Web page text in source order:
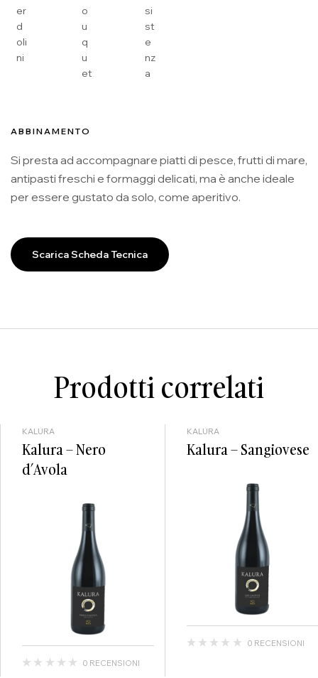
er
d
oli
ni
o
u
q
u
et
si
st
e
nz
a
ABBINAMENTO
Si presta ad accompagnare piatti di pesce, frutti di mare,
antipasti freschi e formaggi delicati, ma è anche ideale
per essere gustato da solo, come aperitivo.
Scarica Scheda Tecnica
Prodotti correlati
KALURA
Kalura – Nero
d’Avola
0 RECENSIONI
KALURA
Kalura – Sangiovese
0 RECENSIONI